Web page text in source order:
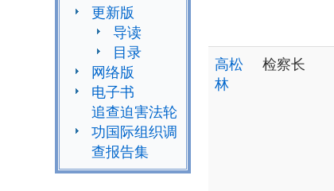
更新版
导读
目录
网络版
电子书
追查迫害法轮
功国际组织调
查报告集
高松
林
检察长